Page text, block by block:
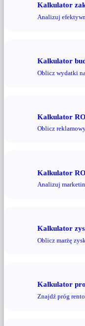
Kalkulator
Analizuj
Kalkulator
Oblicz wydatki
Kalkulator
Oblicz
Kalkulator
Analizuj
Kalkulator
Oblicz marżę
Kalkulator
Znajdź próg